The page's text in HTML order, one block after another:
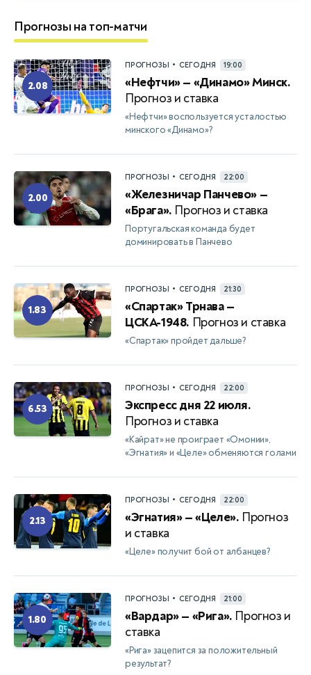
Прогнозы на топ-матчи
2.08
ПРОГНОЗЫ • СЕГОДНЯ 19:00
«Нефтчи» — «Динамо» Минск.
Прогноз и ставка
«Нефтчи» воспользуется усталостью
минского «Динамо»?
2.00
ПРОГНОЗЫ • СЕГОДНЯ 22:00
«Железничар Панчево» —
«Брага». Прогноз и ставка
Португальская команда будет
доминировать в Панчево
1.83
ПРОГНОЗЫ • СЕГОДНЯ 21:30
«Спартак» Трнава —
ЦСКА-1948. Прогноз и ставка
«Спартак» пройдет дальше?
6.53
ПРОГНОЗЫ • СЕГОДНЯ 22:00
Экспресс дня 22 июля.
Прогноз и ставка
«Кайрат» не проиграет «Омонии»,
«Эгнатия» и «Целе» обменяются голами
2.13
ПРОГНОЗЫ • СЕГОДНЯ 22:00
«Эгнатия» — «Целе». Прогноз
и ставка
«Целе» получит бой от албанцев?
1.80
ПРОГНОЗЫ • СЕГОДНЯ 21:00
«Вардар» — «Рига». Прогноз и
ставка
«Рига» зацепится за положительный
результат?